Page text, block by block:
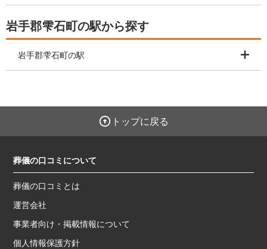
岩手郡雫石町の駅から探す
岩手郡雫石町の駅
トップに戻る
葬儀の口コミについて
葬儀の口コミとは
運営会社
事業者向け・掲載情報について
個人情報保護方針